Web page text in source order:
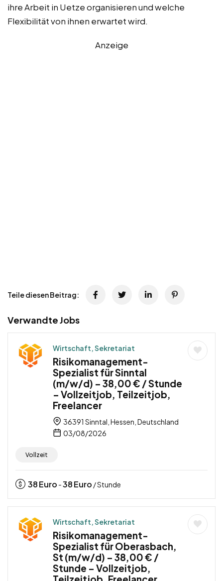
ihre Arbeit in Uetze organisieren und welche
Flexibilität von ihnen erwartet wird.
Anzeige
Teile diesen Beitrag:
Verwandte Jobs
Wirtschaft, Sekretariat
Risikomanagement-
Spezialist für Sinntal
(m/w/d) – 38,00 € / Stunde
– Vollzeitjob, Teilzeitjob,
Freelancer
36391 Sinntal, Hessen, Deutschland
03/08/2026
Vollzeit
38Euro -38Euro / Stunde
Wirtschaft, Sekretariat
Risikomanagement-
Spezialist für Oberasbach,
St (m/w/d) – 38,00 € /
Stunde – Vollzeitjob,